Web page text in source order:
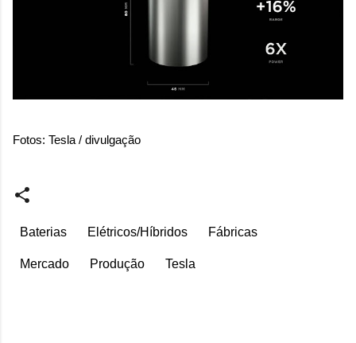
Fotos: Tesla / divulgação
Baterias Elétricos/Híbridos Fábricas
Mercado Produção Tesla